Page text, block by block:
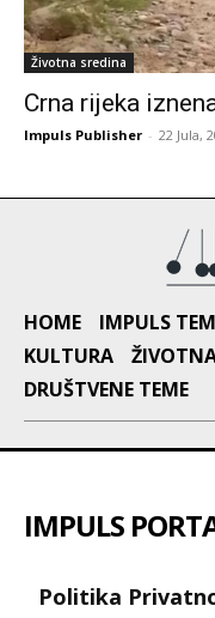
Životna sredina
Crna rijeka
Impuls Publisher - 22 Jula,
HOME IMPULS
KULTURA
DRUŠTVENE TEME
IMPULS
Politika